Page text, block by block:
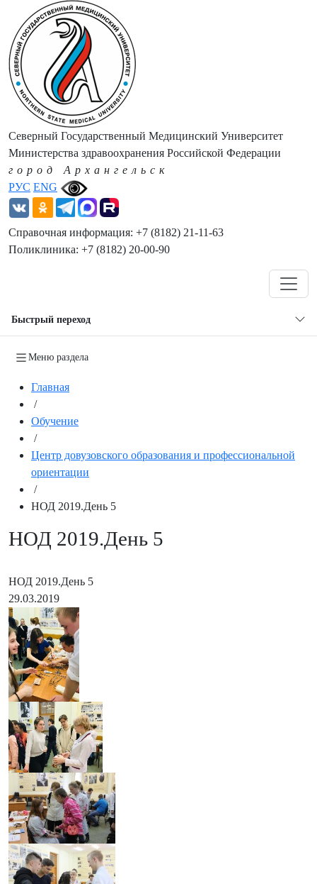
РУС ENG
Северный Государственный Медицинский Университет
Министерства здравоохранения Российской Федерации
город Архангельск
Справочная информация: +7 (8182) 21-11-63
Поликлиника: +7 (8182) 20-00-90
Быстрый переход
Меню раздела
Главная
/
Обучение
/
Центр довузовского образования и профессиональной
ориентации
/
НОД 2019.День 5
НОД 2019.День 5
НОД 2019.День 5
29.03.2019